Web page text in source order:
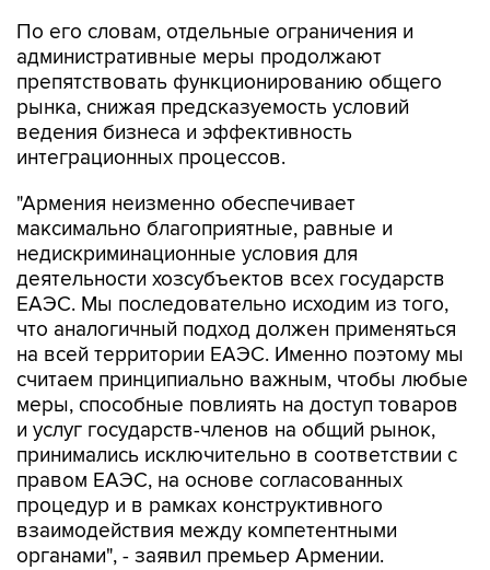
По его словам, отдельные ограничения и
административные меры продолжают
препятствовать функционированию общего
рынка, снижая предсказуемость условий
ведения бизнеса и эффективность
интеграционных процессов.
"Армения неизменно обеспечивает
максимально благоприятные, равные и
недискриминационные условия для
деятельности хозсубъектов всех государств
ЕАЭС. Мы последовательно исходим из того,
что аналогичный подход должен применяться
на всей территории ЕАЭС. Именно поэтому мы
считаем принципиально важным, чтобы любые
меры, способные повлиять на доступ товаров
и услуг государств-членов на общий рынок,
принимались исключительно в соответствии с
правом ЕАЭС, на основе согласованных
процедур и в рамках конструктивного
взаимодействия между компетентными
органами", - заявил премьер Армении.